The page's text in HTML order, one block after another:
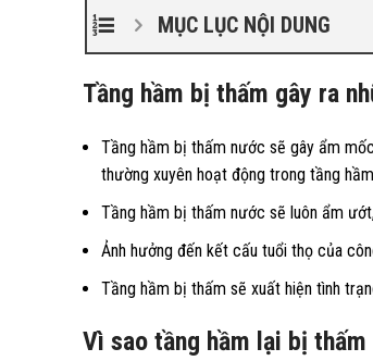
MỤC LỤC NỘI DUNG
Tầng hầm bị thấm gây ra
Tầng hầm bị thấm nước sẽ gây ẩm
thường xuyên hoạt động trong tầng
Tầng hầm bị thấm nước sẽ luôn ẩm
Ảnh hưởng đến kết cấu tuổi thọ của
Tầng hầm bị thấm sẽ xuất hiện tình
Vì sao tầng hầm lại bị